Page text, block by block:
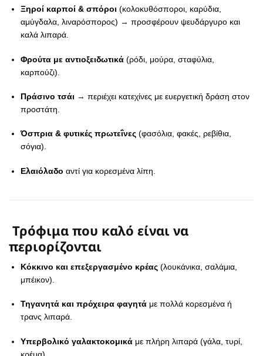
Ξηροί καρποί & σπόροι (κολοκυθόσποροι, καρύδια,
αμύγδαλα, λιναρόσπορος) → προσφέρουν ψευδάργυρο και
καλά λιπαρά.
Φρούτα με αντιοξειδωτικά (ρόδι, μούρα, σταφύλια,
καρπούζι).
Πράσινο τσάι → περιέχει κατεχίνες με ευεργετική δράση στον
προστάτη.
Όσπρια & φυτικές πρωτεΐνες (φασόλια, φακές, ρεβίθια,
σόγια).
Ελαιόλαδο αντί για κορεσμένα λίπη.
Τρόφιμα που καλό είναι να
περιορίζονται
Κόκκινο και επεξεργασμένο κρέας (λουκάνικα, σαλάμια,
μπέικον).
Τηγανητά και πρόχειρα φαγητά με πολλά κορεσμένα ή
τρανς λιπαρά.
Υπερβολικό γαλακτοκομικά με πλήρη λιπαρά (γάλα, τυρί,
κρέμα).